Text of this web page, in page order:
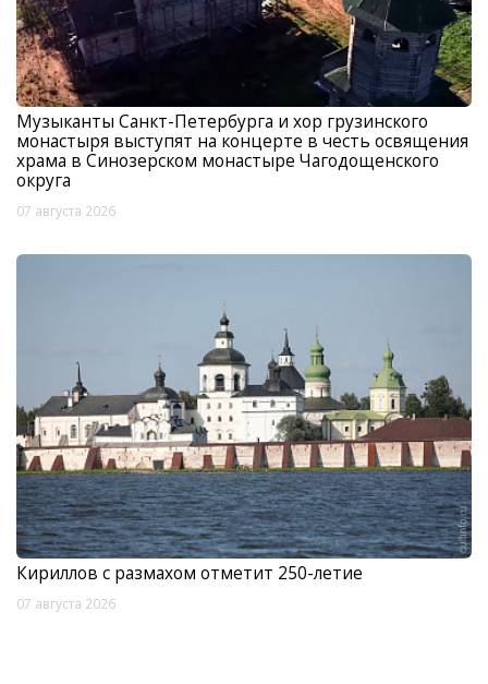
Музыканты Санкт-Петербурга и хор грузинского
монастыря выступят на концерте в честь освящения
храма в Синозерском монастыре Чагодощенского
округа
07 августа 2026
Кириллов с размахом отметит 250-летие
07 августа 2026